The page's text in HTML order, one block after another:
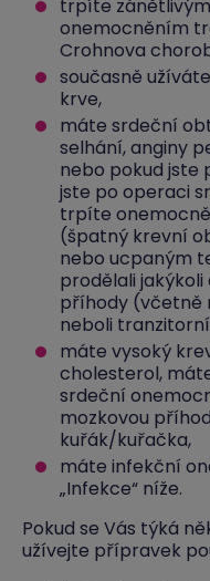
trpíte
onemocněním
Crohnova
současně
krve,
máte srdeční
selhání, anginy
nebo pokud jste
jste po operaci
trpíte
(špatný krevní
nebo ucpaným
prodělali
příhody (včetně
neboli
máte vysoký
cholesterol,
srdeční
mozkovou
kuřák/kuřačka,
máte infekční
„Infekce“ níže.
Pokud se Vás týká
užívejte přípravek